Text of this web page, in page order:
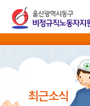
최근소식